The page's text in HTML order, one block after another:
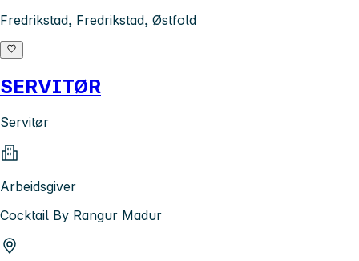
Fredrikstad, Fredrikstad, Østfold
SERVITØR
Servitør
Arbeidsgiver
Cocktail By Rangur Madur